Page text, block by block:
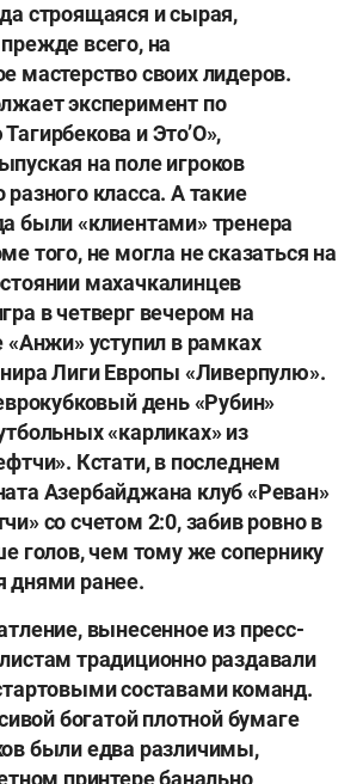
строящаяся и сырая,
всего, на
мастерство своих лидеров.
эксперимент по
и Это’О»,
на поле игроков
класса. А такие
были «клиентами» тренера
того, не могла не сказаться на
махачкалинцев
в четверг вечером на
«Анжи» уступил в рамках
Лиги Европы «Ливерпулю».
день «Рубин»
«карликах» из
Кстати, в последнем
Азербайджана клуб «Реван»
со счетом 2:0, забив ровно в
голов, чем тому же сопернику
днями ранее.
вынесенное из пресс-
традиционно раздавали
составами команд.
богатой плотной бумаге
были едва различимы,
принтере банально